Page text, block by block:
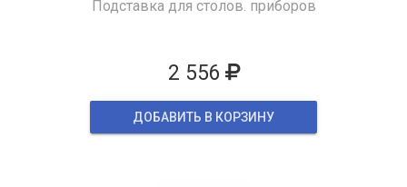
Подставка для столов. приборов
2 556
ДОБАВИТЬ В КОРЗИНУ